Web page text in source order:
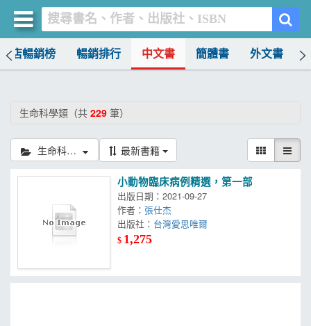
書店暢銷榜 暢銷排行 中文書 簡體書 外文書
生命科學類（共 229 筆）
生命科學類 最新書籍
小動物臨床病例精選，第一部
出版日期：2021-09-27
作者：張仕杰
出版社：
$ 1,275
買書網
書店暢銷榜
簡體書
外文書